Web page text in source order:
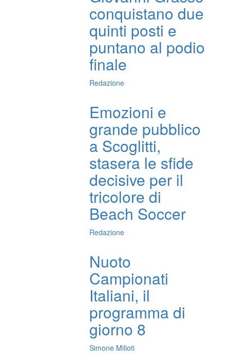
conquistano due
quinti posti e
puntano al podio
finale
Redazione
Emozioni e
grande pubblico
a Scoglitti,
stasera le sfide
decisive per il
tricolore di
Beach Soccer
Redazione
Nuoto
Campionati
Italiani, il
programma di
giorno 8
Simone Milioti